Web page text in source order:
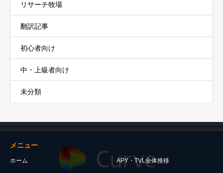
リサーチ牧場
翻訳記事
初心者向け
中・上級者向け
未分類
メニュー
ホーム APY・TVL全体推移